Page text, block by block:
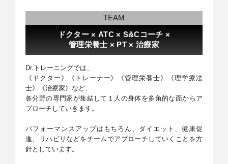
TEAM
ドクター × ATC × S&Cコーチ ×
管理栄養士 × PT × 治療家
Dr.トレーニングでは、
《ドクター》《トレーナー》《管理栄養士》《理学療法
士》《治療家》など、
各分野の専門家が集結して１人の身体を多角的な面からア
プローチしていきます。
パフォーマンスアップはもちろん、ダイエット、健康促
進、リハビリなどをチームでアプローチしていくことを方
針としています。